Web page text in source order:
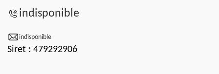
indisponible
indisponible
Siret : 479292906